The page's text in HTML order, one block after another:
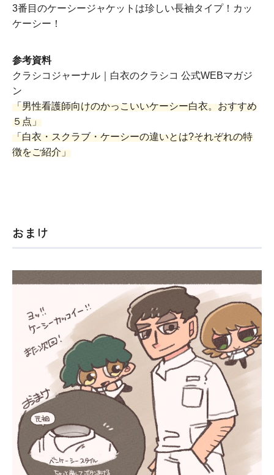
3番目のケーシージャケットは珍しい長袖タイプ！カッ
ケーシー！
参考資料
クラシコジャーナル｜白衣のクラシコ 公式WEBマガジ
ン
「男性看護師向けのかっこいいケーシー白衣。おすすめ
５点」
「白衣・スクラブ・ケーシーの違いとは?それぞれの特
徴をご紹介」
おまけ